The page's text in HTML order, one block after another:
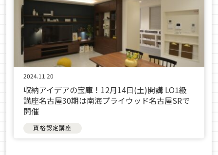
2024.11.20
収納アイデアの宝庫！12月14日(土)開講 LO1級
講座名古屋30期は南海プライウッド名古屋SRで
開催
資格認定講座